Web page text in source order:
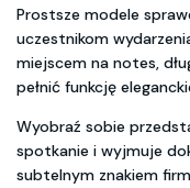
Prostsze modele
uczestnikom
miejscem na notes,
pełnić funkcję
Wyobraź sobie
spotkanie i wyjmuje
subtelnym znakiem